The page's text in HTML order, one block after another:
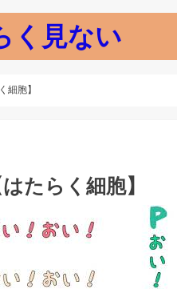
く見ない
細胞】
たらく細胞】